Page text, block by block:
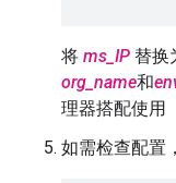
将 ms_IP 替换
org_name和
理器搭配使用
如需检查配置